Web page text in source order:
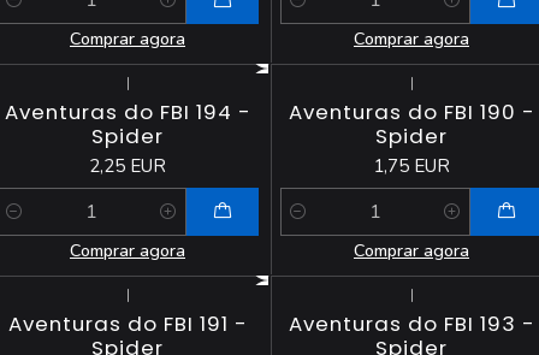
Comprar agora
Quantidade
Comprar agora
|
Aventuras do FBI 194 -
Spider
2,25 EUR
Comprar agora
|
Aventuras do FBI 190 -
Spider
1,75 EUR
Quantidade
Comprar agora
|
Aventuras do FBI 191 -
Spider
|
Aventuras do FBI 193 -
Spider